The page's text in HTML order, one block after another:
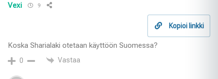
Vexi 9
Kopioi linkki
Koska Sharialaki otetaan käyttöön Suomessa?
0 Vastaa